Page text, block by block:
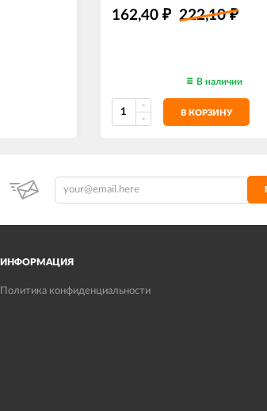
162,40 ₽ 222,10₽
В наличии
В КОРЗИНУ
ИНФОРМАЦИЯ
Политика конфиденциальности